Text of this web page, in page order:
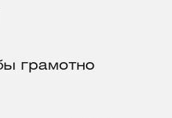
грамотно